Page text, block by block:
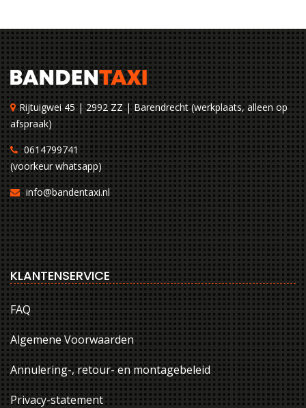
Rijtuigwei 45 | 2992 ZZ | Barendrecht (werkplaats, alleen op
afspraak)
0614799741
(voorkeur whatsapp)
info@bandentaxi.nl
KLANTENSERVICE
FAQ
Algemene Voorwaarden
Annulering-, retour- en montagebeleid
Privacy-statement